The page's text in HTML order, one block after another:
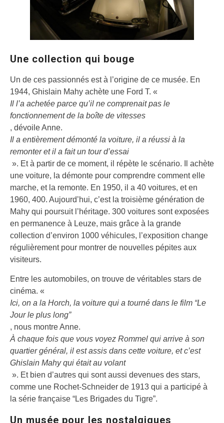
Une collection qui bouge
Un de ces passionnés est à l’origine de ce musée. En
1944, Ghislain Mahy achète une Ford T. «
Il l’a achetée parce qu’il ne comprenait pas le
fonctionnement de la boîte de vitesses
, dévoile Anne.
Il a entièrement démonté la voiture, il a réussi à la
remonter et il a fait un tour d’essai
». Et à partir de ce moment, il répète le scénario. Il achète
une voiture, la démonte pour comprendre comment elle
marche, et la remonte. En 1950, il a 40 voitures, et en
1960, 400. Aujourd’hui, c’est la troisième génération de
Mahy qui poursuit l’héritage. 300 voitures sont exposées
en permanence à Leuze, mais grâce à la grande
collection d’environ 1000 véhicules, l’exposition change
régulièrement pour montrer de nouvelles pépites aux
visiteurs.
Entre les automobiles, on trouve de véritables stars de
cinéma. «
Ici, on a la Horch, la voiture qui a tourné dans le film “Le
Jour le plus long”
, nous montre Anne.
À chaque fois que vous voyez Rommel qui arrive à son
quartier général, il est assis dans cette voiture, et c’est
Ghislain Mahy qui était au volant
». Et bien d’autres qui sont aussi devenues des stars,
comme une Rochet-Schneider de 1913 qui a participé à
la série française “Les Brigades du Tigre”.
Un musée pour les nostalgiques